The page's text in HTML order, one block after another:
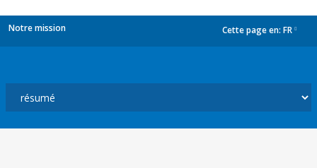
Notre mission Cette page en: FR